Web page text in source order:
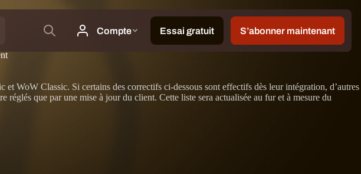
WoW Classic. Si certains des correctifs ci-dessous sont effectifs dès leur intégration, d’autres
réglés que par une mise à jour du client. Cette liste sera actualisée au fur et à mesure du